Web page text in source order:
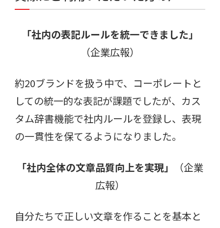
「社内の表記ルールを統一できました」
（企業広報）
約20ブランドを扱う中で、コーポレートと
しての統一的な表記が課題でしたが、カス
タム辞書機能で社内ルールを登録し、表現
の一貫性を保てるようになりました。
「社内全体の文章品質向上を実現」
（企業
広報）
自分たちで正しい文章を作ることを基本と